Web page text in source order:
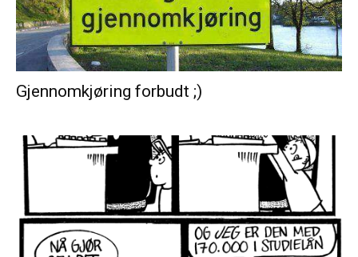
Gjennomkjøring forbudt ;)